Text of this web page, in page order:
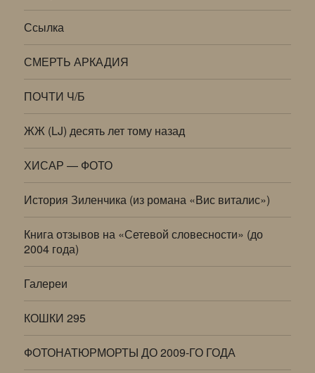
Ссылка
СМЕРТЬ АРКАДИЯ
ПОЧТИ Ч/Б
ЖЖ (LJ) десять лет тому назад
ХИСАР — ФОТО
История Зиленчика (из романа «Вис виталис»)
Книга отзывов на «Сетевой словесности» (до
2004 года)
Галереи
КОШКИ 295
ФОТОНАТЮРМОРТЫ ДО 2009-ГО ГОДА